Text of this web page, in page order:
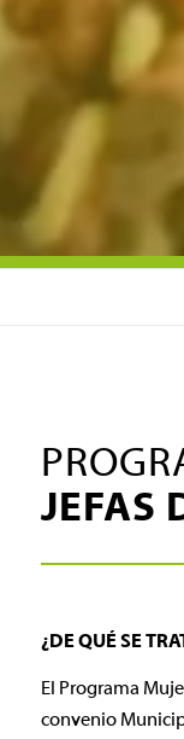
JEFAS
¿DE QUÉ SE
El Programa
convenio